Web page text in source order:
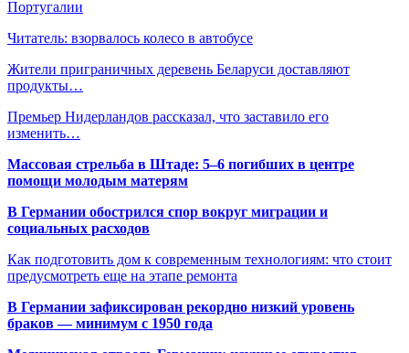
Португалии
Читатель: взорвалось колесо в автобусе
Жители приграничных деревень Беларуси доставляют
продукты…
Премьер Нидерландов рассказал, что заставило его
изменить…
Массовая стрельба в Штаде: 5–6 погибших в центре
помощи молодым матерям
В Германии обострился спор вокруг миграции и
социальных расходов
Как подготовить дом к современным технологиям: что стоит
предусмотреть еще на этапе ремонта
В Германии зафиксирован рекордно низкий уровень
браков — минимум с 1950 года